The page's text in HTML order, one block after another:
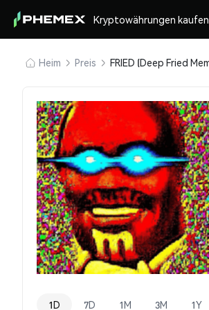
Kryptowährungen kaufen
Heim Preis
1D 7D 1M 3M 1Y